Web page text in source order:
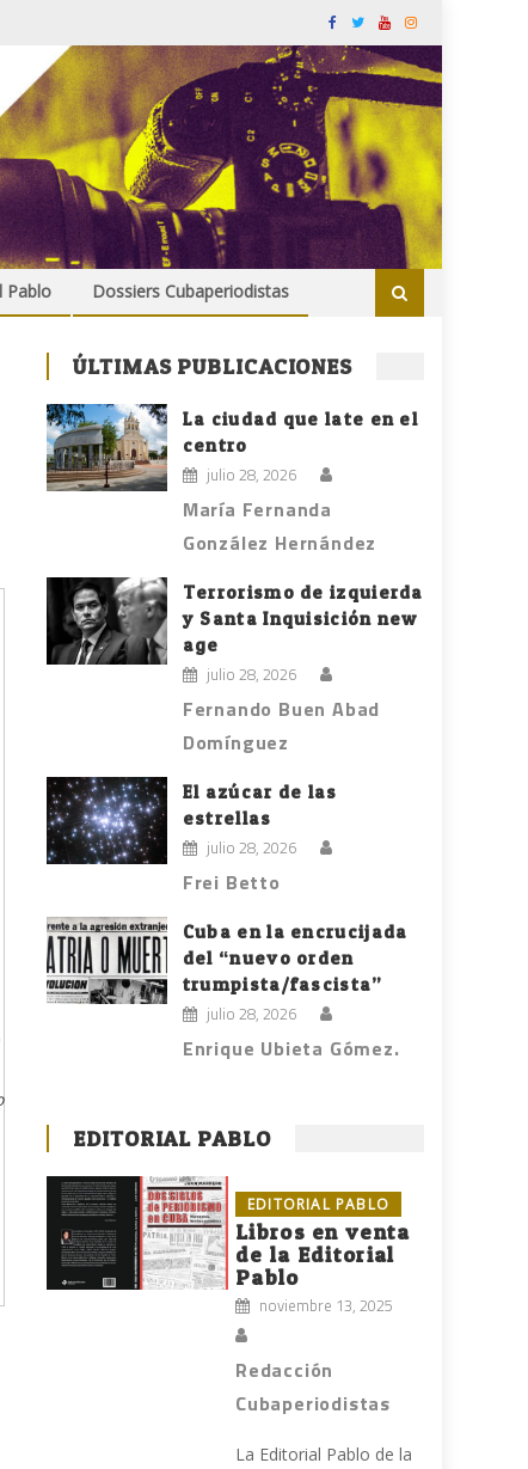
Pablo Dossiers Cubaperiodistas
ÚLTIMAS PUBLICACIONES
La ciudad que late en el
centro
julio 28, 2026
María Fernanda
González Hernández
Terrorismo de izquierda
y Santa Inquisición new
age
julio 28, 2026
Fernando Buen Abad
Domínguez
El azúcar de las
estrellas
julio 28, 2026
Frei Betto
Cuba en la encrucijada
del “nuevo orden
trumpista/fascista”
julio 28, 2026
Enrique Ubieta Gómez.
EDITORIAL PABLO
EDITORIAL PABLO
Libros en venta
de la Editorial
Pablo
noviembre 13, 2025
Redacción
Cubaperiodistas
La Editorial Pablo de la